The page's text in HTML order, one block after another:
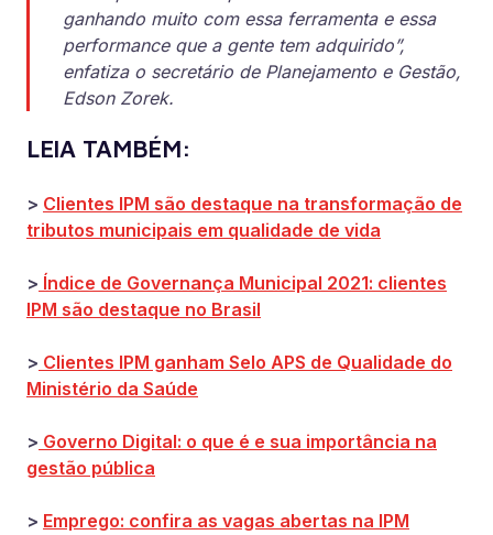
ganhando muito com essa ferramenta e essa
performance que a gente tem adquirido”,
enfatiza o secretário de Planejamento e Gestão,
Edson Zorek.
LEIA TAMBÉM:
> Clientes IPM são destaque na transformação de
tributos municipais em qualidade de vida
> Índice de Governança Municipal 2021: clientes
IPM são destaque no Brasil
> Clientes IPM ganham Selo APS de Qualidade do
Ministério da Saúde
> Governo Digital: o que é e sua importância na
gestão pública
> Emprego: confira as vagas abertas na IPM